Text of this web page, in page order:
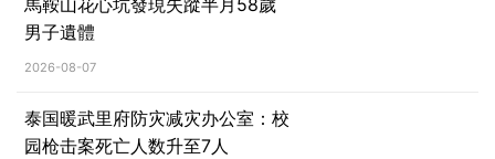
男子遺體
2026-08-07
泰国暖武里府防灾减灾办公室：校
园枪击案死亡人数升至7人